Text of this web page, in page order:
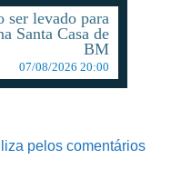
ser levado para
Santa Casa de
BM
07/08/2026 20:00
pelos comentários